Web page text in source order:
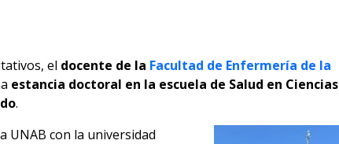
el docente de la Facultad de Enfermería de la
estancia doctoral en la escuela de Salud en Ciencias
.
UNAB con la universidad